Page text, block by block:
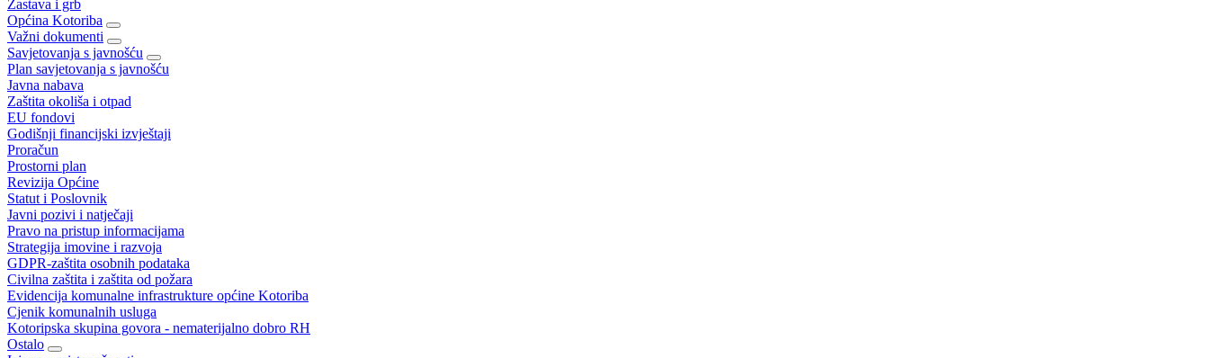
Zastava i grb
Općina Kotoriba
Važni dokumenti
Savjetovanja s javnošću
Plan savjetovanja s javnošću
Javna nabava
Zaštita okoliša i otpad
EU fondovi
Godišnji financijski izvještaji
Proračun
Prostorni plan
Revizija Općine
Statut i Poslovnik
Javni pozivi i natječaji
Pravo na pristup informacijama
Strategija imovine i razvoja
GDPR-zaštita osobnih podataka
Civilna zaštita i zaštita od požara
Evidencija komunalne infrastrukture općine Kotoriba
Cjenik komunalnih usluga
Kotoripska skupina govora - nematerijalno dobro RH
Ostalo